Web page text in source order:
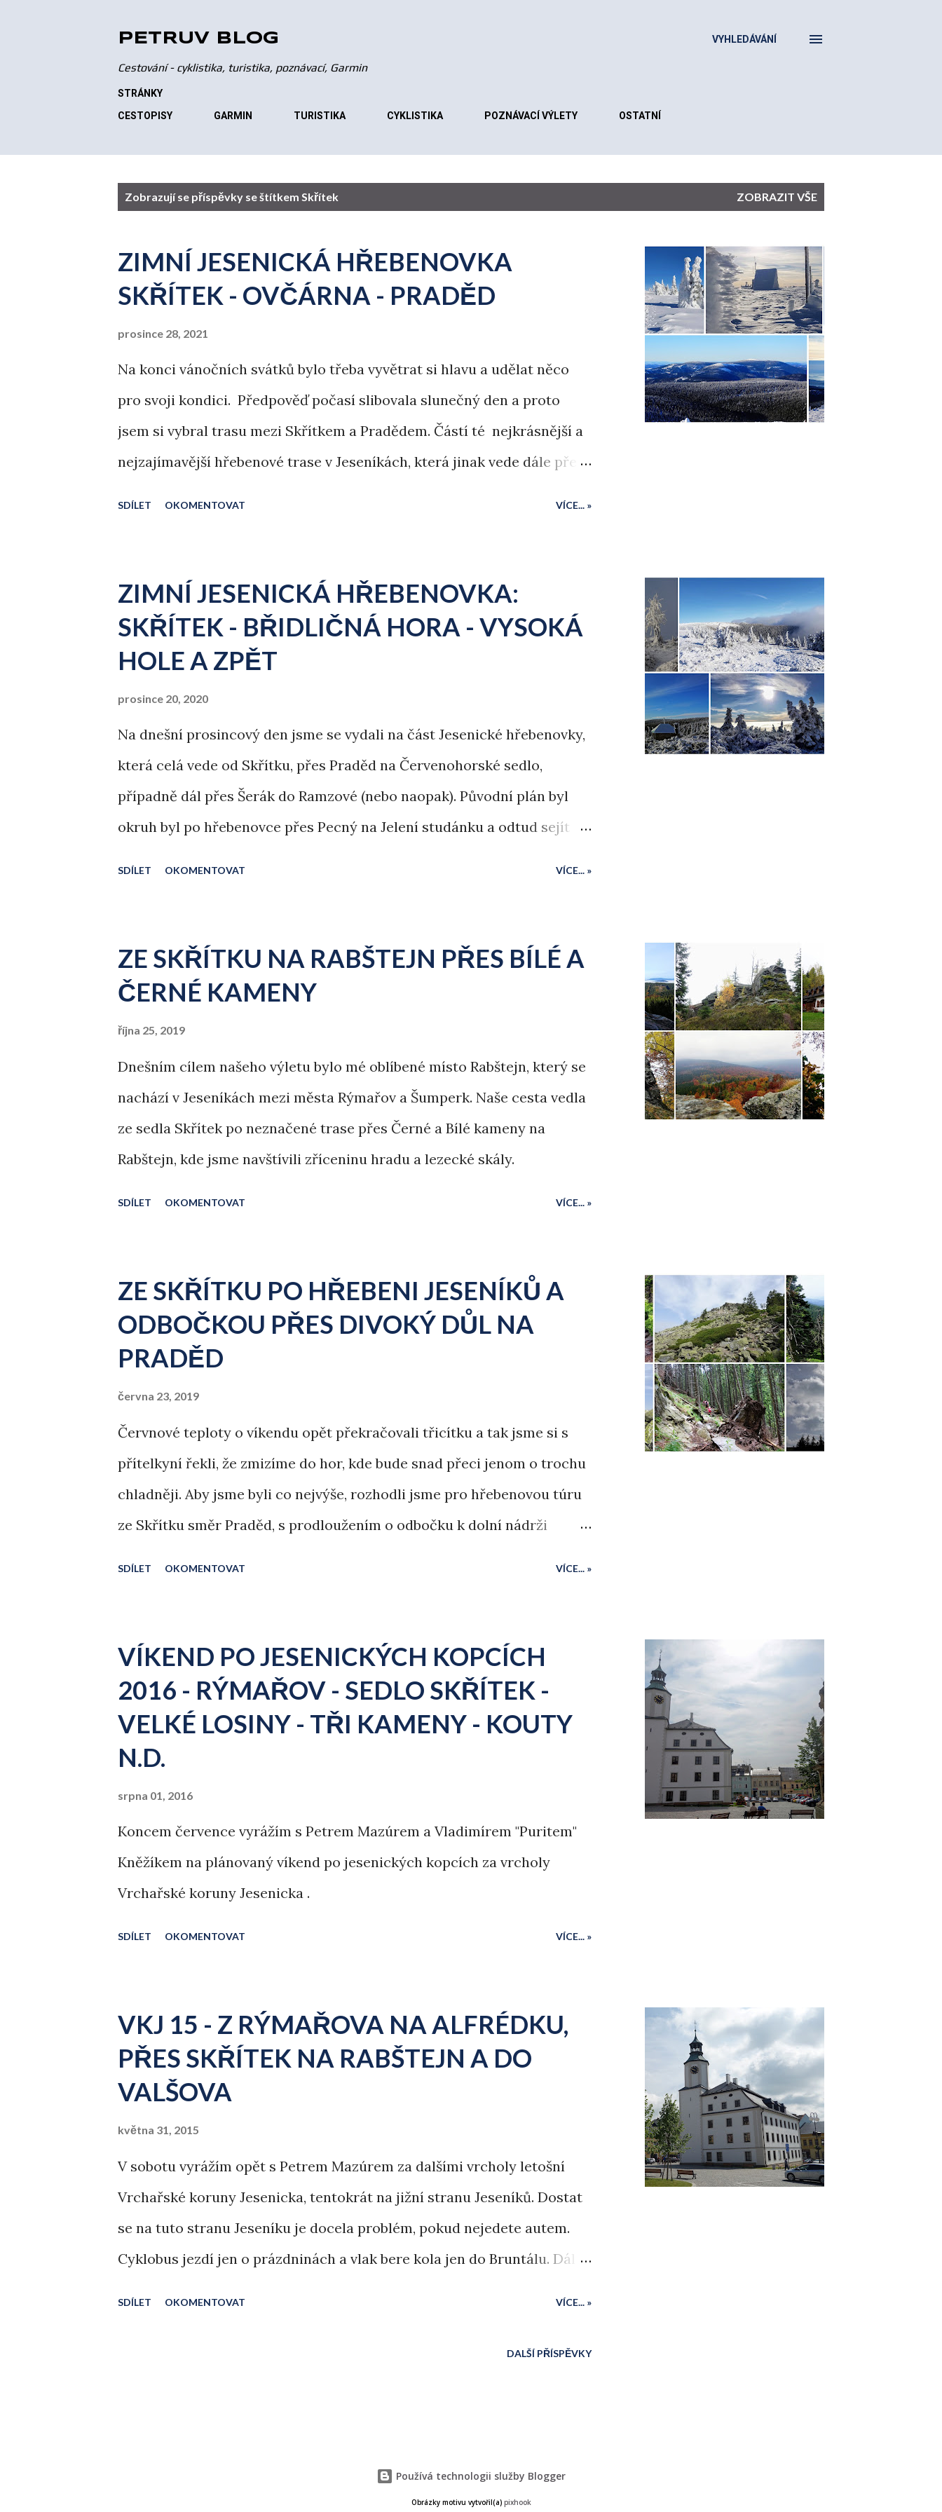
PETRŮV BLOG
Cestování - cyklistika, turistika, poznávací, Garmin
VYHLEDÁVÁNÍ
STRÁNKY
CESTOPISY
GARMIN TURISTIKA CYKLISTIKA POZNÁVACÍ VÝLETY OSTATNÍ
Zobrazují se příspěvky se štítkem Skřítek ZOBRAZIT VŠE
ZIMNÍ JESENICKÁ HŘEBENOVKA
SKŘÍTEK - OVČÁRNA - PRADĚD
prosince 28, 2021
Na konci vánočních svátků bylo třeba vyvětrat si hlavu a udělat něco
pro svoji kondici. Předpověď počasí slibovala slunečný den a proto
jsem si vybral trasu mezi Skřítkem a Pradědem. Částí té nejkrásnější a
nejzajímavější hřebenové trase v Jeseníkách, která jinak vede dále přes
SDÍLET OKOMENTOVAT VÍCE... »
ZIMNÍ JESENICKÁ HŘEBENOVKA:
SKŘÍTEK - BŘIDLIČNÁ HORA - VYSOKÁ
HOLE A ZPĚT
prosince 20, 2020
Na dnešní prosincový den jsme se vydali na část Jesenické hřebenovky,
která celá vede od Skřítku, přes Praděd na Červenohorské sedlo,
případně dál přes Šerák do Ramzové (nebo naopak). Původní plán byl
okruh byl po hřebenovce přes Pecný na Jelení studánku a odtud sejít
SDÍLET OKOMENTOVAT VÍCE... »
ZE SKŘÍTKU NA RABŠTEJN PŘES BÍLÉ A
ČERNÉ KAMENY
října 25, 2019
Dnešním cílem našeho výletu bylo mé oblíbené místo Rabštejn, který se
nachází v Jeseníkách mezi města Rýmařov a Šumperk. Naše cesta vedla
ze sedla Skřítek po neznačené trase přes Černé a Bílé kameny na
Rabštejn, kde jsme navštívili zříceninu hradu a lezecké skály.
SDÍLET OKOMENTOVAT VÍCE... »
ZE SKŘÍTKU PO HŘEBENI JESENÍKŮ A
ODBOČKOU PŘES DIVOKÝ DŮL NA
PRADĚD
června 23, 2019
Červnové teploty o víkendu opět překračovali třicítku a tak jsme si s
přítelkyní řekli, že zmizíme do hor, kde bude snad přeci jenom o trochu
chladněji. Aby jsme byli co nejvýše, rozhodli jsme pro hřebenovou túru
ze Skřítku směr Praděd, s prodloužením o odbočku k dolní nádrži
SDÍLET OKOMENTOVAT VÍCE... »
VÍKEND PO JESENICKÝCH KOPCÍCH
2016 - RÝMAŘOV - SEDLO SKŘÍTEK -
VELKÉ LOSINY - TŘI KAMENY - KOUTY
N.D.
srpna 01, 2016
Koncem července vyrážím s Petrem Mazúrem a Vladimírem "Puritem"
Kněžíkem na plánovaný víkend po jesenických kopcích za vrcholy
Vrchařské koruny Jesenicka .
SDÍLET OKOMENTOVAT VÍCE... »
VKJ 15 - Z RÝMAŘOVA NA ALFRÉDKU,
PŘES SKŘÍTEK NA RABŠTEJN A DO
VALŠOVA
května 31, 2015
V sobotu vyrážím opět s Petrem Mazúrem za dalšími vrcholy letošní
Vrchařské koruny Jesenicka, tentokrát na jižní stranu Jeseníků. Dostat
se na tuto stranu Jeseníku je docela problém, pokud nejedete autem.
Cyklobus jezdí jen o prázdninách a vlak bere kola jen do Bruntálu. Dál
SDÍLET OKOMENTOVAT VÍCE... »
DALŠÍ PŘÍSPĚVKY
Používá technologii služby Blogger
Obrázky motivu vytvořil(a) pixhook